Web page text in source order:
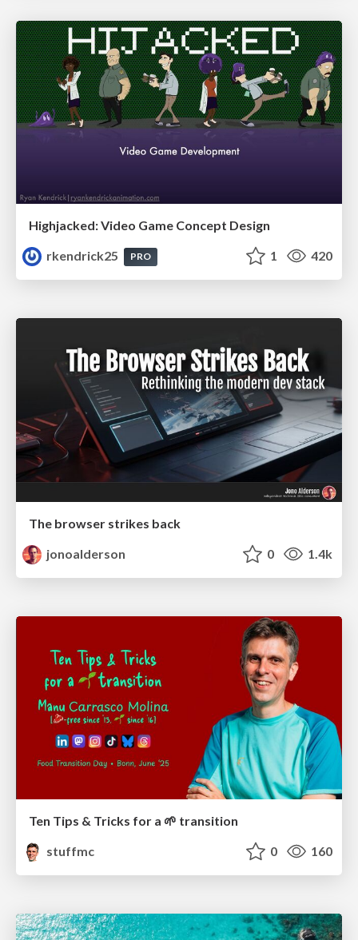
Highjacked: Video Game Concept Design
rkendrick25
PRO 1 420
The browser strikes back
jonoalderson
0 1.4k
Ten Tips & Tricks for a 🌱 transition
stuffmc
0 160